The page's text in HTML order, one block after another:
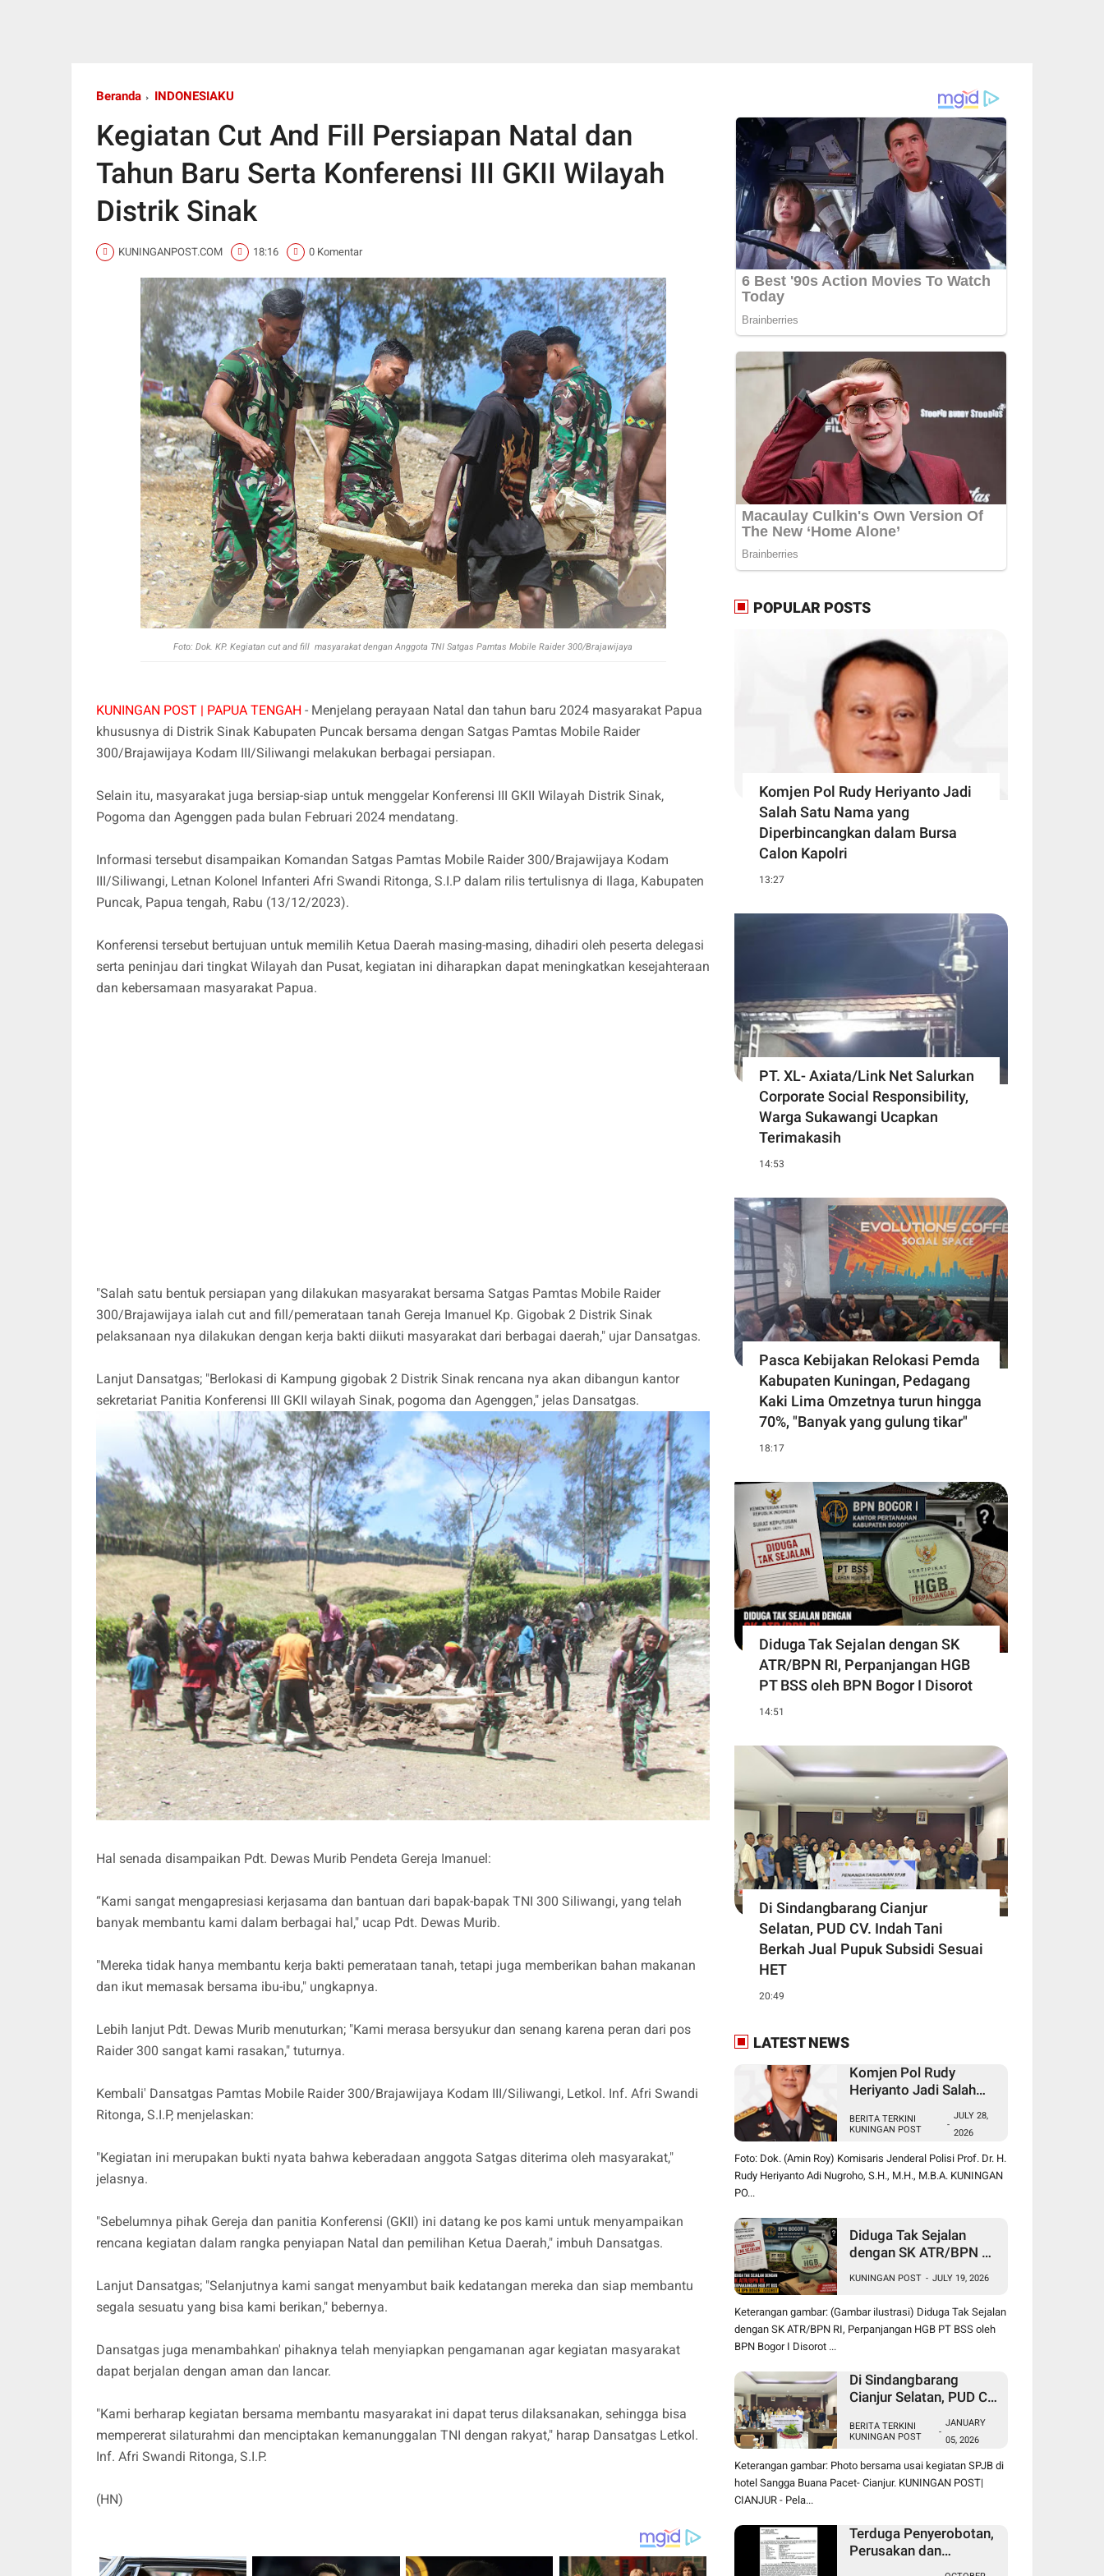
Beranda INDONESIAKU
Kegiatan Cut And Fill Persiapan Natal dan
Tahun Baru Serta Konferensi III GKII Wilayah
Distrik Sinak
KUNINGANPOST.COM 18:16 0 Komentar
Foto: Dok. KP. Kegiatan cut and fill masyarakat dengan Anggota TNI Satgas Pamtas Mobile Raider 300/Brajawijaya
KUNINGAN POST | PAPUA TENGAH - Menjelang perayaan Natal dan tahun baru 2024 masyarakat Papua
khususnya di Distrik Sinak Kabupaten Puncak bersama dengan Satgas Pamtas Mobile Raider
300/Brajawijaya Kodam III/Siliwangi melakukan berbagai persiapan.
Selain itu, masyarakat juga bersiap-siap untuk menggelar Konferensi III GKII Wilayah Distrik Sinak,
Pogoma dan Agenggen pada bulan Februari 2024 mendatang.
Informasi tersebut disampaikan Komandan Satgas Pamtas Mobile Raider 300/Brajawijaya Kodam
III/Siliwangi, Letnan Kolonel Infanteri Afri Swandi Ritonga, S.I.P dalam rilis tertulisnya di Ilaga, Kabupaten
Puncak, Papua tengah, Rabu (13/12/2023).
Konferensi tersebut bertujuan untuk memilih Ketua Daerah masing-masing, dihadiri oleh peserta delegasi
serta peninjau dari tingkat Wilayah dan Pusat, kegiatan ini diharapkan dapat meningkatkan kesejahteraan
dan kebersamaan masyarakat Papua.
"Salah satu bentuk persiapan yang dilakukan masyarakat bersama Satgas Pamtas Mobile Raider
300/Brajawijaya ialah cut and fill/pemerataan tanah Gereja Imanuel Kp. Gigobak 2 Distrik Sinak
pelaksanaan nya dilakukan dengan kerja bakti diikuti masyarakat dari berbagai daerah," ujar Dansatgas.
Lanjut Dansatgas; "Berlokasi di Kampung gigobak 2 Distrik Sinak rencana nya akan dibangun kantor
sekretariat Panitia Konferensi III GKII wilayah Sinak, pogoma dan Agenggen," jelas Dansatgas.
Hal senada disampaikan Pdt. Dewas Murib Pendeta Gereja Imanuel:
“Kami sangat mengapresiasi kerjasama dan bantuan dari bapak-bapak TNI 300 Siliwangi, yang telah
banyak membantu kami dalam berbagai hal," ucap Pdt. Dewas Murib.
"Mereka tidak hanya membantu kerja bakti pemerataan tanah, tetapi juga memberikan bahan makanan
dan ikut memasak bersama ibu-ibu," ungkapnya.
Lebih lanjut Pdt. Dewas Murib menuturkan; "Kami merasa bersyukur dan senang karena peran dari pos
Raider 300 sangat kami rasakan," tuturnya.
Kembali' Dansatgas Pamtas Mobile Raider 300/Brajawijaya Kodam III/Siliwangi, Letkol. Inf. Afri Swandi
Ritonga, S.I.P, menjelaskan:
"Kegiatan ini merupakan bukti nyata bahwa keberadaan anggota Satgas diterima oleh masyarakat,"
jelasnya.
"Sebelumnya pihak Gereja dan panitia Konferensi (GKII) ini datang ke pos kami untuk menyampaikan
rencana kegiatan dalam rangka penyiapan Natal dan pemilihan Ketua Daerah," imbuh Dansatgas.
Lanjut Dansatgas; "Selanjutnya kami sangat menyambut baik kedatangan mereka dan siap membantu
segala sesuatu yang bisa kami berikan," bebernya.
Dansatgas juga menambahkan' pihaknya telah menyiapkan pengamanan agar kegiatan masyarakat
dapat berjalan dengan aman dan lancar.
"Kami berharap kegiatan bersama membantu masyarakat ini dapat terus dilaksanakan, sehingga bisa
mempererat silaturahmi dan menciptakan kemanunggalan TNI dengan rakyat," harap Dansatgas Letkol.
Inf. Afri Swandi Ritonga, S.I.P.
(HN)
POPULAR POSTS
Komjen Pol Rudy Heriyanto Jadi
Salah Satu Nama yang
Diperbincangkan dalam Bursa
Calon Kapolri
13:27
PT. XL- Axiata/Link Net Salurkan
Corporate Social Responsibility,
Warga Sukawangi Ucapkan
Terimakasih
14:53
Pasca Kebijakan Relokasi Pemda
Kabupaten Kuningan, Pedagang
Kaki Lima Omzetnya turun hingga
70%, "Banyak yang gulung tikar"
18:17
Diduga Tak Sejalan dengan SK
ATR/BPN RI, Perpanjangan HGB
PT BSS oleh BPN Bogor I Disorot
14:51
Di Sindangbarang Cianjur
Selatan, PUD CV. Indah Tani
Berkah Jual Pupuk Subsidi Sesuai
HET
20:49
LATEST NEWS
Komjen Pol Rudy
Heriyanto Jadi Salah
Diperbincangkan dalam
Bursa Calon Kapolri
BERITA TERKINI
KUNINGAN POST
-
JULY 28,
2026
Foto: Dok. (Amin Roy) Komisaris Jenderal Polisi Prof. Dr. H.
Rudy Heriyanto Adi Nugroho, S.H., M.H., M.B.A. KUNINGAN
PO...
Diduga Tak Sejalan
dengan SK ATR/BPN RI,
BSS oleh BPN Bogor I
Disorot
KUNINGAN POST - JULY 19, 2026
Keterangan gambar: (Gambar ilustrasi) Diduga Tak Sejalan
dengan SK ATR/BPN RI, Perpanjangan HGB PT BSS oleh
BPN Bogor I Disorot ...
Di Sindangbarang
Cianjur Selatan, PUD CV.
Pupuk Subsidi Sesuai
BERITA TERKINI
KUNINGAN POST
-
JANUARY
05, 2026
Keterangan gambar: Photo bersama usai kegiatan SPJB di
hotel Sangga Buana Pacet- Cianjur. KUNINGAN POST|
CIANJUR - Pela...
Terduga Penyerobotan,
Perusakan dan